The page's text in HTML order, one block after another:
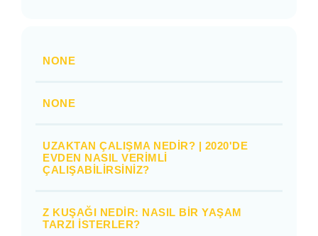
NONE
NONE
UZAKTAN ÇALIŞMA NEDIR? | 2020'DE
EVDEN NASIL VERIMLI
ÇALIŞABILIRSINIZ?
Z KUŞAĞI NEDIR: NASIL BIR YAŞAM
TARZI İSTERLER?